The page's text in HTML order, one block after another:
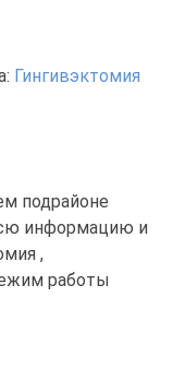
Гингивэктомия
подрайоне
информацию и
,
работы